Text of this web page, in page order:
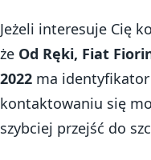
Jeżeli interesuje Cię
że Od Ręki, Fiat
2022 ma identyfikator
kontaktowaniu się
szybciej przejść do